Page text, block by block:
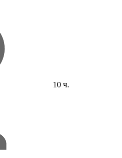
10 ч.